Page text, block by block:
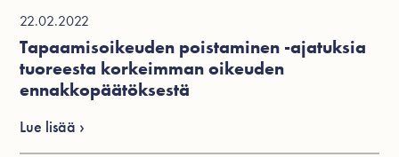
22.02.2022
Tapaamisoikeuden poistaminen -ajatuksia
tuoreesta korkeimman oikeuden
ennakkopäätöksestä
Lue lisää ›